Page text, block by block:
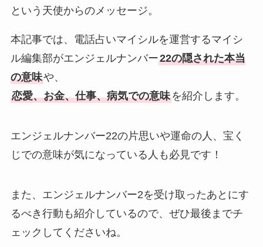
という天使からのメッセージ。
本記事では、電話占いマイシルを運営するマイシ
ル編集部がエンジェルナンバー22の隠された本当
の意味や、
恋愛、お金、仕事、病気での意味を紹介します。
エンジェルナンバー22の片思いや運命の人、宝く
じでの意味が気になっている人も必見です！
また、エンジェルナンバー2を受け取ったあとにす
るべき行動も紹介しているので、ぜひ最後までチ
ェックしてくださいね。